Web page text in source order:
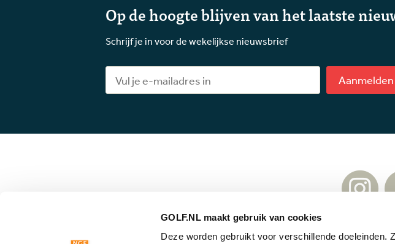
GOLF.NL maakt gebruik van cookies
Deze worden gebruikt voor verschillende doeleinden.
Op de hoogte blijven van het laatste
Schrijf je in voor de wekelijkse nieuwsbrief
Aanmelden